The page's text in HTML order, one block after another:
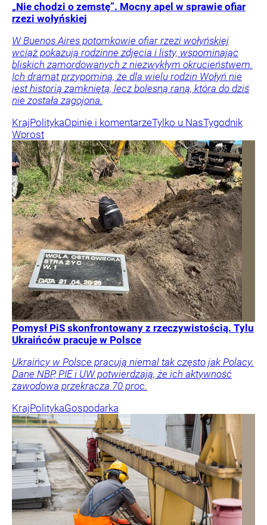
„Nie chodzi o zemstę”. Mocny apel w sprawie ofiar
rzezi wołyńskiej
W Buenos Aires potomkowie ofiar rzezi wołyńskiej
wciąż pokazują rodzinne zdjęcia i listy, wspominając
bliskich zamordowanych z niezwykłym okrucieństwem.
Ich dramat przypomina, że dla wielu rodzin Wołyń nie
jest historią zamkniętą, lecz bolesną raną, która do dziś
nie została zagojona.
KrajPolitykaOpinie i komentarzeTylko u NasTygodnik
Wprost
Pomysł PiS skonfrontowany z rzeczywistością. Tylu
Ukraińców pracuje w Polsce
Ukraińcy w Polsce pracują niemal tak często jak Polacy.
Dane NBP, PIE i UW potwierdzają, że ich aktywność
zawodowa przekracza 70 proc.
KrajPolitykaGospodarka